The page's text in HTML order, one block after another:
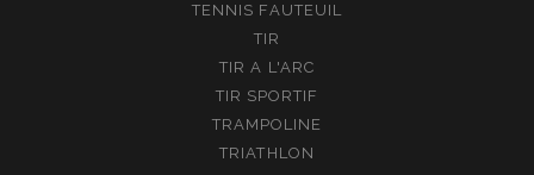
TENNIS FAUTEUIL
TIR
TIR A L'ARC
TIR SPORTIF
TRAMPOLINE
TRIATHLON